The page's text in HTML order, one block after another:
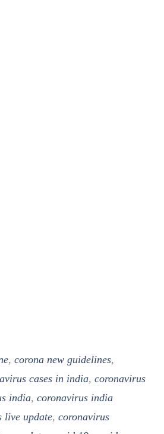
, corona new guidelines,
cases in india, coronavirus
india, coronavirus india
live update, coronavirus